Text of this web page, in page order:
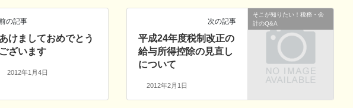
の記事
あけましておめでとう
ございます
2012年1月4日
そこが知りたい！税務・会
計のQ&A
次の記事
平成24年度税制改正の
給与所得控除の見直し
について
2012年2月1日